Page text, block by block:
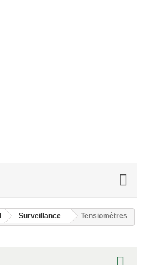
Surveillance Tensiomètres